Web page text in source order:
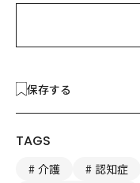
保存する
TAGS
介護 認知症